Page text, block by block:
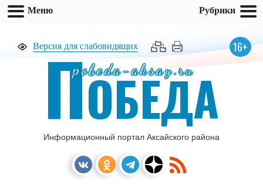
Версия для слабовидящих 16+
pobeda-aksay.ru
ПОБЕДА
Информационный портал Аксайского района
Меню Рубрики